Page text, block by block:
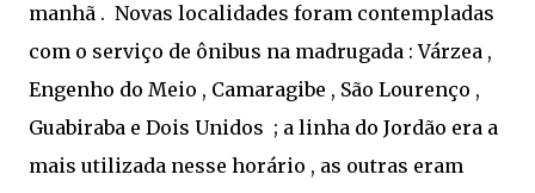
manhã . Novas localidades foram contempladas
com o serviço de ônibus na madrugada : Várzea ,
Engenho do Meio , Camaragibe , São Lourenço ,
Guabiraba e Dois Unidos ; a linha do Jordão era a
mais utilizada nesse horário , as outras eram